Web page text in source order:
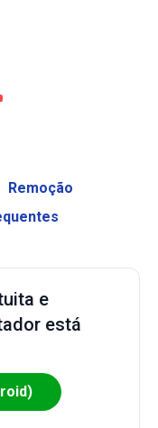
Remoção
e
está